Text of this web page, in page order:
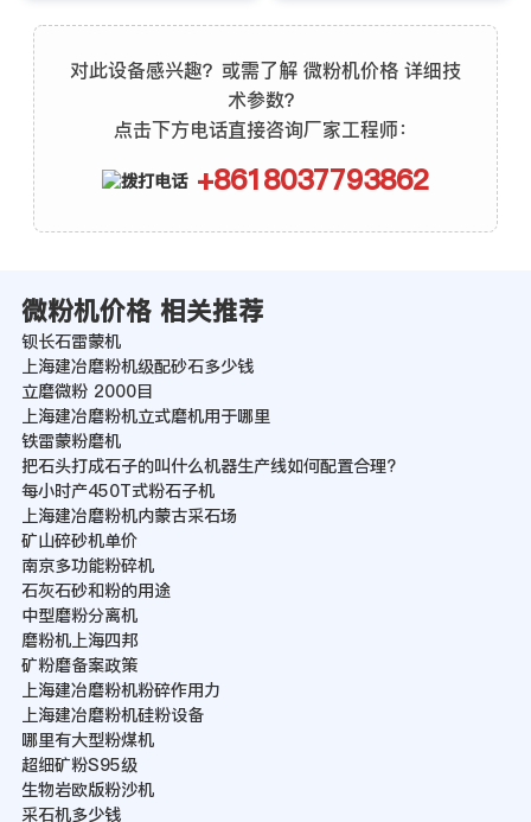
对此设备感兴趣？或需了解 微粉机价格 详细技
术参数？
点击下方电话直接咨询厂家工程师：
+8618037793862
微粉机价格 相关推荐
钡长石雷蒙机
上海建冶磨粉机级配砂石多少钱
立磨微粉 2000目
上海建冶磨粉机立式磨机用于哪里
铁雷蒙粉磨机
把石头打成石子的叫什么机器生产线如何配置合理?
每小时产450T式粉石子机
上海建冶磨粉机内蒙古采石场
矿山碎砂机单价
南京多功能粉碎机
石灰石砂和粉的用途
中型磨粉分离机
磨粉机上海四邦
矿粉磨备案政策
上海建冶磨粉机粉碎作用力
上海建冶磨粉机硅粉设备
哪里有大型粉煤机
超细矿粉S95级
生物岩欧版粉沙机
采石机多少钱